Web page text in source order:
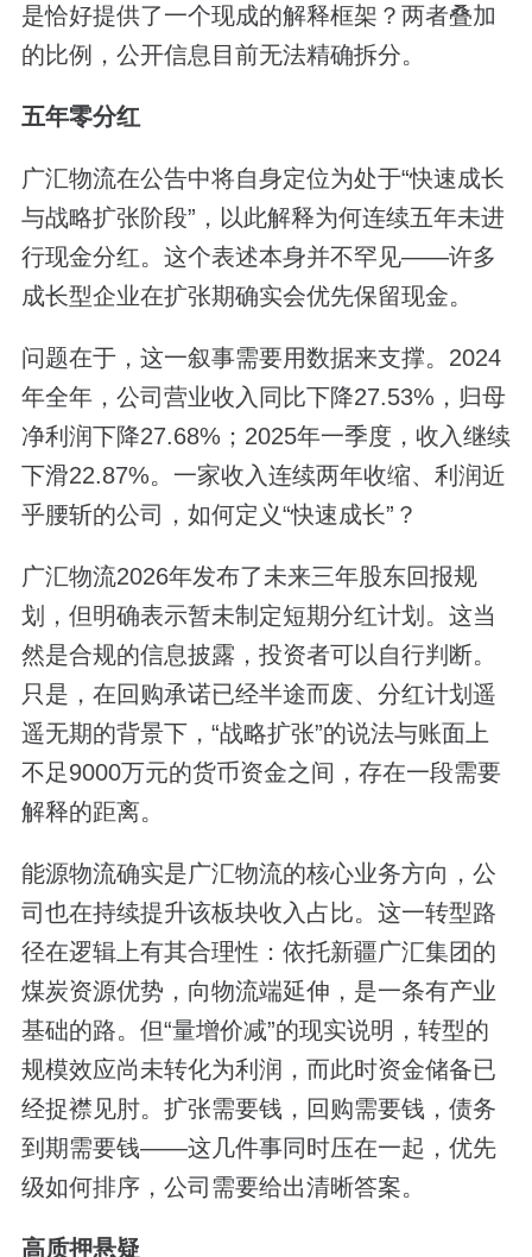
是恰好提供了一个现成的解释框架？两者叠加
的比例，公开信息目前无法精确拆分。
五年零分红
广汇物流在公告中将自身定位为处于“快速成长
与战略扩张阶段”，以此解释为何连续五年未进
行现金分红。这个表述本身并不罕见——许多
成长型企业在扩张期确实会优先保留现金。
问题在于，这一叙事需要用数据来支撑。2024
年全年，公司营业收入同比下降27.53%，归母
净利润下降27.68%；2025年一季度，收入继续
下滑22.87%。一家收入连续两年收缩、利润近
乎腰斩的公司，如何定义“快速成长”？
广汇物流2026年发布了未来三年股东回报规
划，但明确表示暂未制定短期分红计划。这当
然是合规的信息披露，投资者可以自行判断。
只是，在回购承诺已经半途而废、分红计划遥
遥无期的背景下，“战略扩张”的说法与账面上
不足9000万元的货币资金之间，存在一段需要
解释的距离。
能源物流确实是广汇物流的核心业务方向，公
司也在持续提升该板块收入占比。这一转型路
径在逻辑上有其合理性：依托新疆广汇集团的
煤炭资源优势，向物流端延伸，是一条有产业
基础的路。但“量增价减”的现实说明，转型的
规模效应尚未转化为利润，而此时资金储备已
经捉襟见肘。扩张需要钱，回购需要钱，债务
到期需要钱——这几件事同时压在一起，优先
级如何排序，公司需要给出清晰答案。
高质押悬疑